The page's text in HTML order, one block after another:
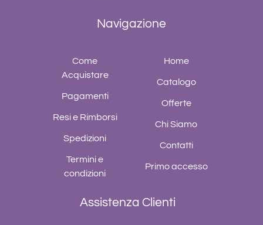
Navigazione
Come
Acquistare
Pagamenti
Resi e Rimborsi
Spedizioni
Termini e
condizioni
Home
Catalogo
Offerte
Chi Siamo
Contatti
Primo accesso
Assistenza Clienti